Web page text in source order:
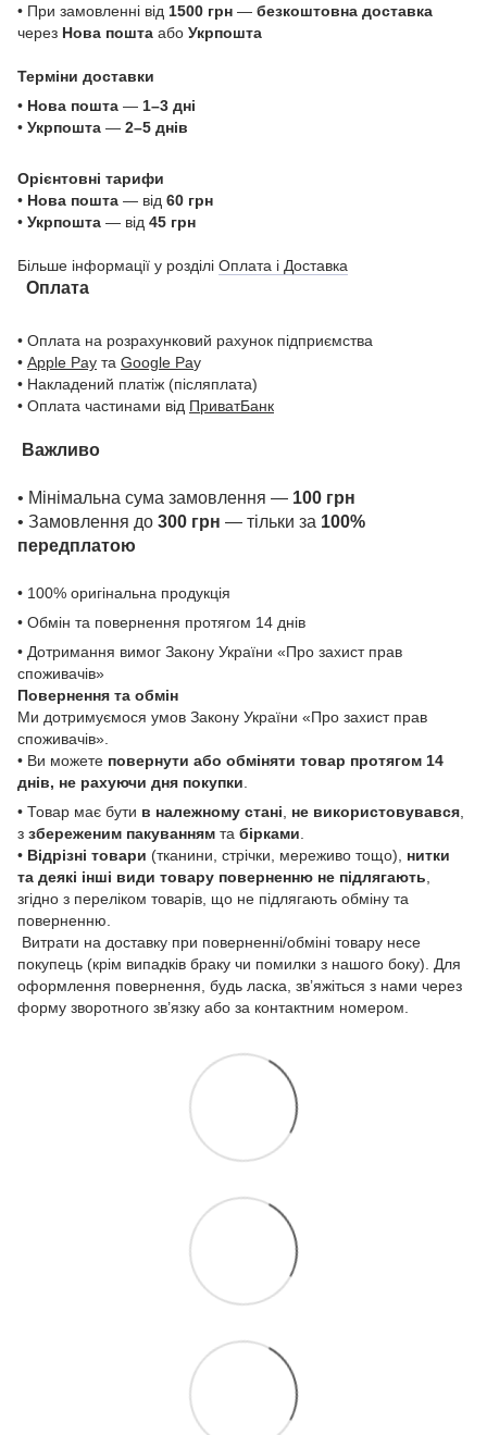
• При замовленні від 1500 грн — безкоштовна доставка
через Нова пошта або Укрпошта
Терміни доставки
• Нова пошта — 1–3 дні
• Укрпошта — 2–5 днів
Орієнтовні тарифи
• Нова пошта — від 60 грн
• Укрпошта — від 45 грн
Більше інформації у розділі Оплата і Доставка
Оплата
• Оплата на розрахунковий рахунок підприємства
• Apple Pay та Google Pay
• Накладений платіж (післяплата)
• Оплата частинами від ПриватБанк
Важливо
• Мінімальна сума замовлення — 100 грн
• Замовлення до 300 грн — тільки за 100%
передплатою
• 100% оригінальна продукція
• Обмін та повернення протягом 14 днів
• Дотримання вимог Закону України «Про захист прав
споживачів»
Повернення та обмін
Ми дотримуємося умов Закону України «Про захист прав
споживачів».
• Ви можете повернути або обміняти товар протягом 14
днів, не рахуючи дня покупки
• Товар має бути в належному стані не використовувався
з збереженим пакуванням та бірками
• Відрізні товари (тканини, стрічки, мереживо тощо), нитки
та деякі інші види товару поверненню не підлягають
згідно з переліком товарів, що не підлягають обміну та
поверненню.
Витрати на доставку при поверненні/обміні товару несе
покупець (крім випадків браку чи помилки з нашого боку). Для
оформлення повернення, будь ласка, зв’яжіться з нами через
форму зворотного зв’язку або за контактним номером.